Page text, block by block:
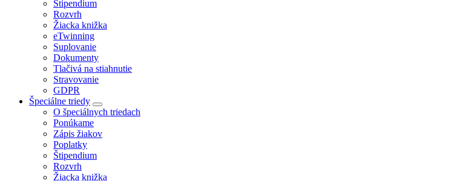
Štipendium
Rozvrh
Žiacka knižka
eTwinning
Suplovanie
Dokumenty
Tlačivá na stiahnutie
Stravovanie
GDPR
Špeciálne triedy
O špeciálnych triedach
Ponúkame
Zápis žiakov
Poplatky
Štipendium
Rozvrh
Žiacka knižka